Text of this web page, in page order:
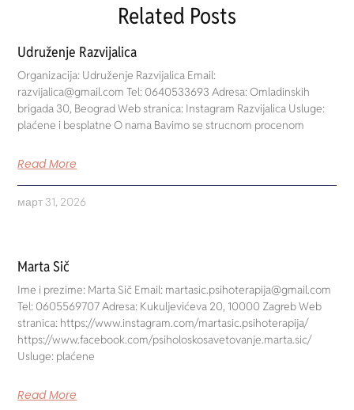
Related Posts
Udruženje Razvijalica
Organizacija: Udruženje Razvijalica Email:
razvijalica@gmail.com Tel: 0640533693 Adresa: Omladinskih
brigada 30, Beograd Web stranica: Instagram Razvijalica Usluge:
plaćene i besplatne O nama Bavimo se strucnom procenom
Read More
март 31, 2026
Marta Sič
Ime i prezime: Marta Sič Email: martasic.psihoterapija@gmail.com
Tel: 0605569707 Adresa: Kukuljevićeva 20, 10000 Zagreb Web
stranica: https://www.instagram.com/martasic.psihoterapija/
https://www.facebook.com/psiholoskosavetovanje.marta.sic/
Usluge: plaćene
Read More